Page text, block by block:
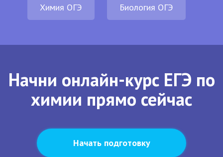
Химия ОГЭ Биология ОГЭ
Начни онлайн-курс ЕГЭ по
химии прямо сейчас
Начать подготовку